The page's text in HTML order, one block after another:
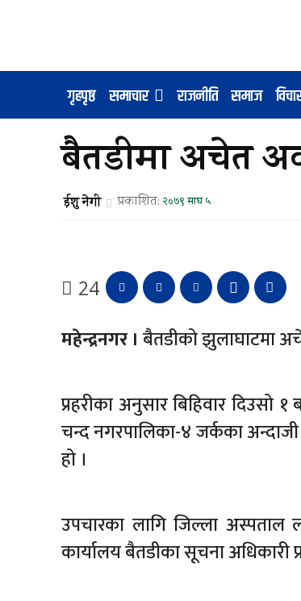
गृहपृष्ठ समाचार राजनीति समाज
बैतडीमा अचेत
ईशु नेगी प्रकाशित: २०७९ माघ ५
24
महेन्द्रनगर । बैतडीको झुलाघाटमा
प्रहरीका अनुसार बिहिवार
चन्द नगरपालिका-४ जर्कका
हो ।
उपचारका लागि जिल्ला अस्पताल
कार्यालय बैतडीका सूचना अधिकारी